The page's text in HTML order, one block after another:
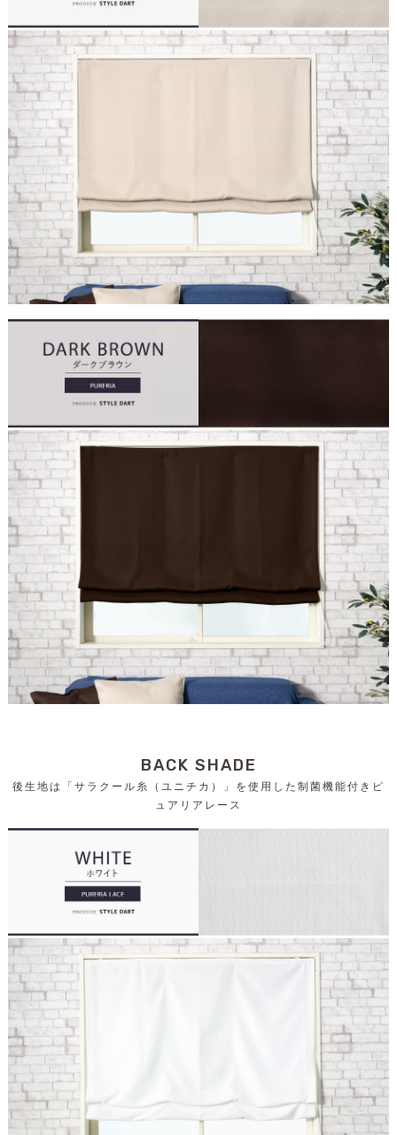
BACK SHADE
後生地は「サラクール糸（ユニチカ）」を使用した制菌機能付きピ
ュアリアレース